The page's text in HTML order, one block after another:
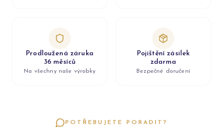
Prodloužená záruka
36 měsíců
Na všechny naše výrobky
Pojištění zásilek
zdarma
Bezpečné doručení
POTŘEBUJETE PORADIT?